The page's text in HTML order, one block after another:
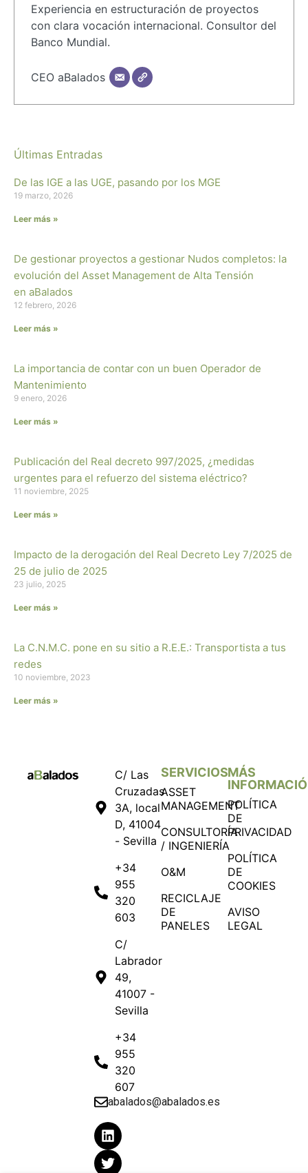
Experiencia en estructuración de proyectos
con clara vocación internacional. Consultor del
Banco Mundial.
CEO aBalados
Últimas Entradas
De las IGE a las UGE, pasando por los MGE
19 marzo, 2026
Leer más »
De gestionar proyectos a gestionar Nudos completos: la
evolución del Asset Management de Alta Tensión
en aBalados
12 febrero, 2026
Leer más »
La importancia de contar con un buen Operador de
Mantenimiento
9 enero, 2026
Leer más »
Publicación del Real decreto 997/2025, ¿medidas
urgentes para el refuerzo del sistema eléctrico?
11 noviembre, 2025
Leer más »
Impacto de la derogación del Real Decreto Ley 7/2025 de
25 de julio de 2025
23 julio, 2025
Leer más »
La C.N.M.C. pone en su sitio a R.E.E.: Transportista a tus
redes
10 noviembre, 2023
Leer más »
C/ Las
Cruzadas
3A, local
D, 41004
- Sevilla
+34
955
320
603
C/
Labrador
49,
41007 -
Sevilla
+34
955
320
607
abalados@abalados.es
SERVICIOS
ASSET
MANAGEMENT
CONSULTORÍA
/ INGENIERÍA
O&M
RECICLAJE
DE
PANELES
MÁS
POLÍTICA
DE
PRIVACIDAD
POLÍTICA
DE
COOKIES
AVISO
LEGAL